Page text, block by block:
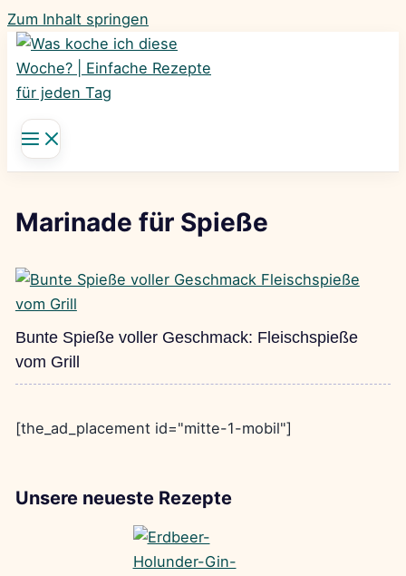
Zum Inhalt springen
Marinade für Spieße
Bunte Spieße voller Geschmack: Fleischspieße
vom Grill
[the_ad_placement id="mitte-1-mobil"]
Unsere neueste Rezepte